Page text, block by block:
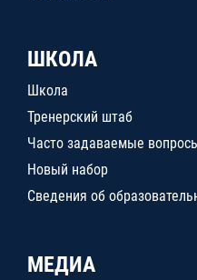
ШКОЛА
Школа
Тренерский штаб
Часто задаваемые
Новый набор
Сведения об
МЕДИА